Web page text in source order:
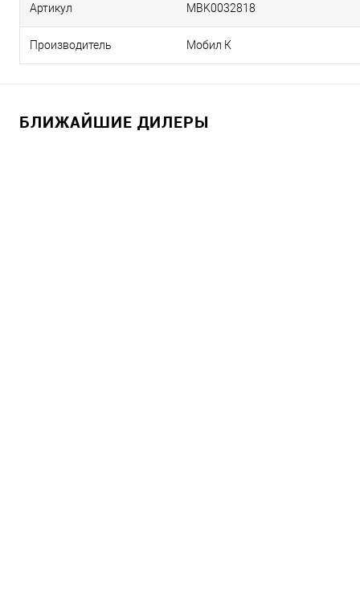
Артикул MBK0032818
Производитель Мобил К
БЛИЖАЙШИЕ ДИЛЕРЫ